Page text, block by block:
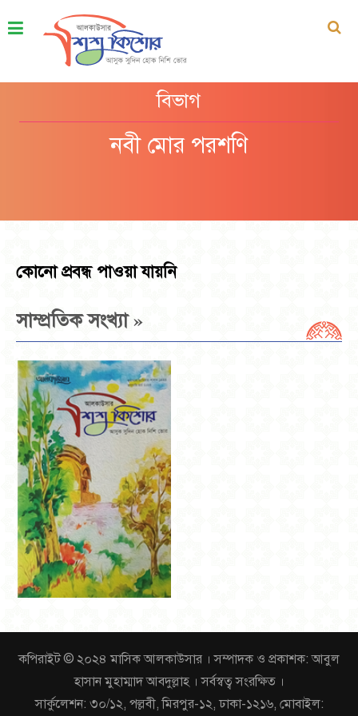
বিভাগ
নবী মোর পরশণি
কোনো প্রবন্ধ পাওয়া যায়নি
সাম্প্রতিক সংখ্যা»
কপিরাইট © ২০২৪ মাসিক আলকাউসার । সম্পাদক ও প্রকাশক: আবুল
হাসান মুহাম্মাদ আবদুল্লাহ । সর্বস্বত্ব সংরক্ষিত ।
সার্কুলেশন: ৩০/১২, পল্লবী, মিরপুর-১২, ঢাকা-১২১৬, মোবাইল: